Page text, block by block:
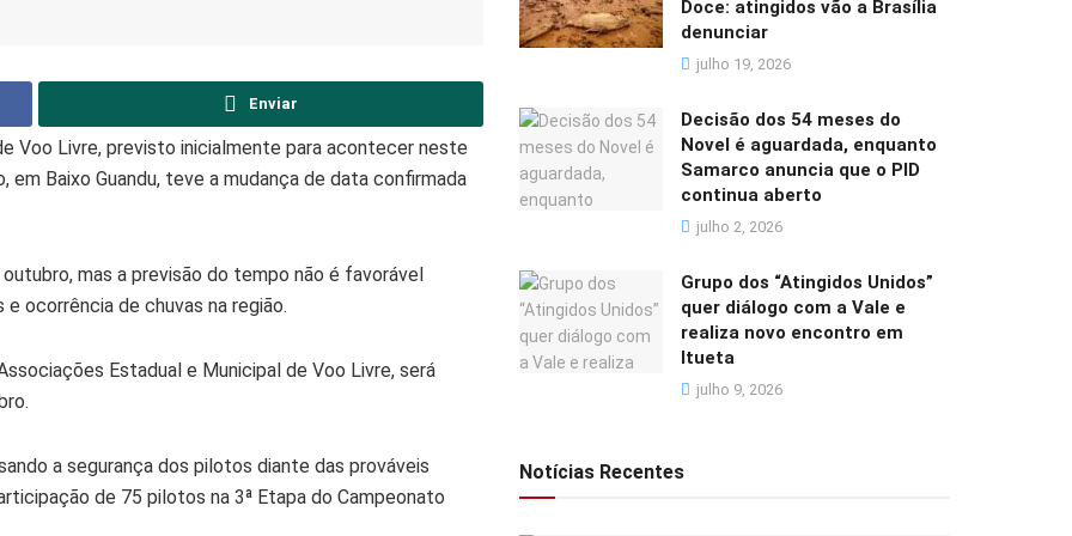
Enviar
Voo Livre, previsto inicialmente para acontecer neste
em Baixo Guandu, teve a mudança de data confirmada
mas a previsão do tempo não é favorável
ocorrência de chuvas na região.
Estadual e Municipal de Voo Livre, será
a segurança dos pilotos diante das prováveis
de 75 pilotos na 3ª Etapa do Campeonato
Doce: atingidos vão a Brasília
denunciar
julho 19, 2026
Decisão dos 54 meses do
Novel é aguardada, enquanto
Samarco anuncia que o PID
continua aberto
julho 2, 2026
Grupo dos “Atingidos Unidos”
quer diálogo com a Vale e
realiza novo encontro em
Itueta
julho 9, 2026
Notícias Recentes